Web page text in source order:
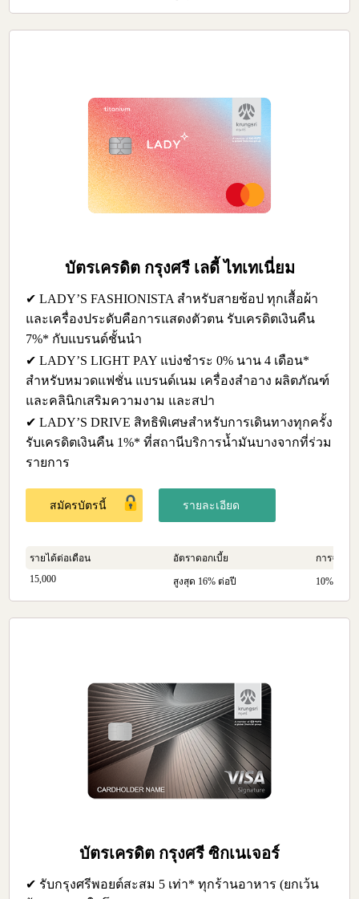
บัตรเครดิต กรุงศรี เลดี้ ไทเทเนี่ยม
✔ LADY’S FASHIONISTA สำหรับสายช้อป ทุกเสื้อผ้า
และเครื่องประดับคือการแสดงตัวตน รับเครดิตเงินคืน
7%* กับแบรนด์ชั้นนำ
✔ LADY’S LIGHT PAY แบ่งชำระ 0% นาน 4 เดือน*
สำหรับหมวดแฟชั่น แบรนด์เนม เครื่องสำอาง ผลิตภัณฑ์
และคลินิกเสริมความงาม และสปา
✔ LADY’S DRIVE สิทธิพิเศษสำหรับการเดินทางทุกครั้ง
รับเครดิตเงินคืน 1%* ที่สถานีบริการน้ำมันบางจากที่ร่วม
รายการ
สมัครบัตรนี้ รายละเอียด
รายได้ต่อเดือน อัตราดอกเบี้ย
การจ่าย
15,000
สูงสุด 16% ต่อปี 10% ของ
บัตรเครดิต กรุงศรี ซิกเนเจอร์
✔ รับกรุงศรีพอยต์สะสม 5 เท่า* ทุกร้านอาหาร (ยกเว้น